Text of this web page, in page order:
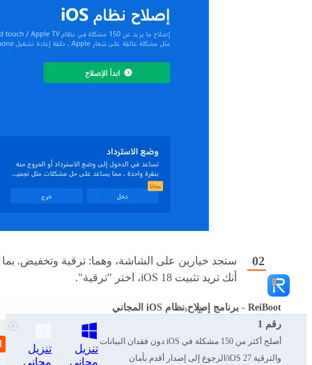
ستجد خيارين على الشاشة، وهما: ترقية وتخفيض. بما
أنك تريد تثبيت iOS 18، اختر "ترقية".
ReiBoot - برنامج إصلاح نظام iOS المجاني
رقم 1
أصلح أكثر من 150 مشكلة في iOS دون فقدان البيانات
والترقية iOS 27/الرجوع إلى إصدار أقدم بأمان
تنزيل
مجاني
تنزيل
مجاني